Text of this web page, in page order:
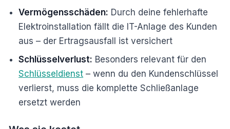
Vermögensschäden: Durch deine fehlerhafte
Elektroinstallation fällt die IT-Anlage des Kunden
aus – der Ertragsausfall ist versichert
Schlüsselverlust: Besonders relevant für den
Schlüsseldienst – wenn du den Kundenschlüssel
verlierst, muss die komplette Schließanlage
ersetzt werden